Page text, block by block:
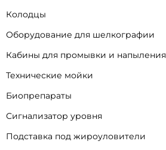
Колодцы
Оборудование для шелкографии
Кабины для промывки и напыления
Технические мойки
Биопрепараты
Сигнализатор уровня
Подставка под жироуловители